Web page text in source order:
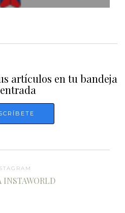
artículos en tu bandeja
INSTAWORLD